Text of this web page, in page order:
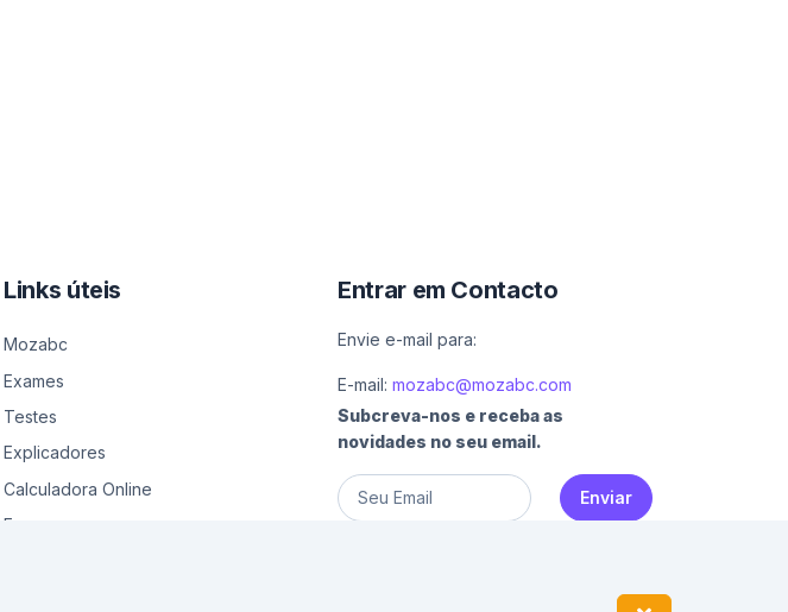
Links úteis
Mozabc
Exames
Testes
Explicadores
Calculadora Online
Emprego
Entrar em Contacto
Envie e-mail para:
E-mail: mozabc@mozabc.com
Subcreva-nos e receba as
novidades no seu email.
Enviar